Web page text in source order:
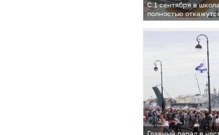
С 1 сентября в
полностью
медицинских
Главный парад в